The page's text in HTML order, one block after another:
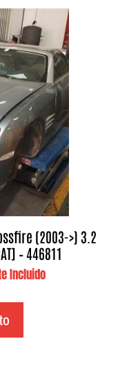
(2003->) 3.2
– 446811
Incluido